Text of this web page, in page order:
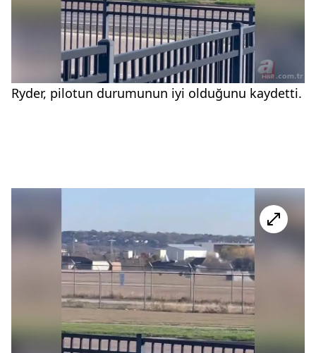
Ryder, pilotun durumunun iyi olduğunu kaydetti.